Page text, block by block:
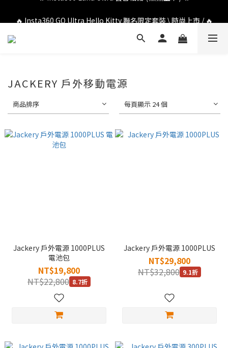
🔥 Insta360 GO Ultra Hello Kitty 聯名限定套裝 \ 時尚上市 / 🔥
🔥 DJI OSMO POCKET 4P 口袋相機 \ 熱烈上市 / 🔥
JACKERY 戶外移動電源
商品排序 每頁顯示 24 個
Jackery 戶外電源 1000PLUS
電池包
NT$19,800
NT$22,800 8.7折
Jackery 戶外電源 1000PLUS
NT$29,800
NT$32,800 9.1折